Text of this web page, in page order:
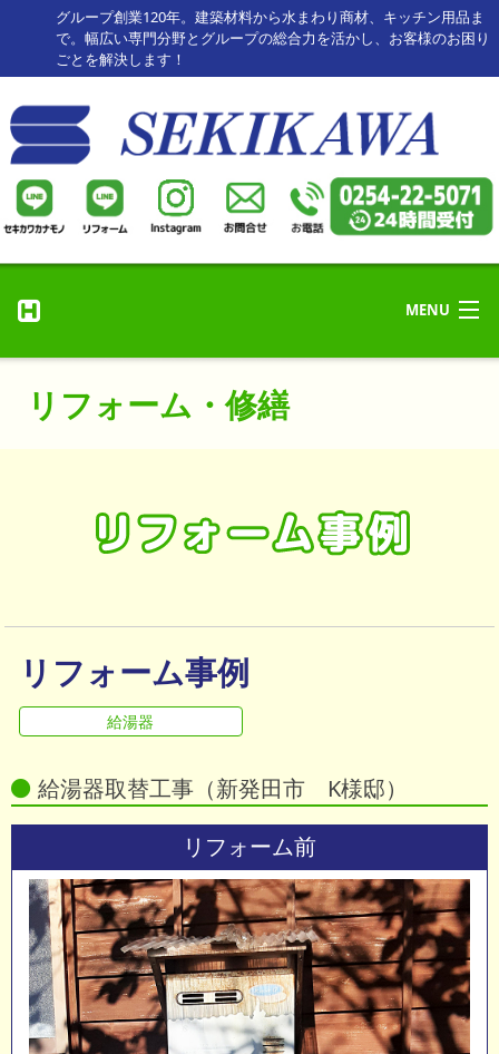
グループ創業120年。建築材料から水まわり商材、キッチン用品ま
で。幅広い専門分野とグループの総合力を活かし、お客様のお困り
ごとを解決します！
MENU
リフォーム・修理
リフォーム事例
会社情報
リフォーム・修繕
リフォーム事例
給湯器
給湯器取替工事（新発田市 K様邸）
リフォーム前